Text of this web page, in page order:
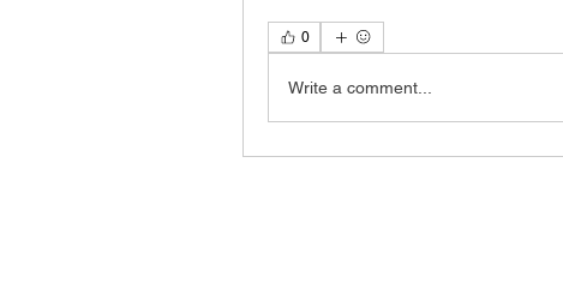
0
Write a comment...